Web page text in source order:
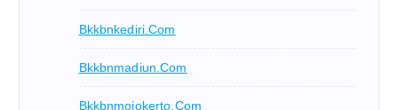
Bkkbnkediri.com
Bkkbnmadiun.com
Bkkbnmojokerto.com